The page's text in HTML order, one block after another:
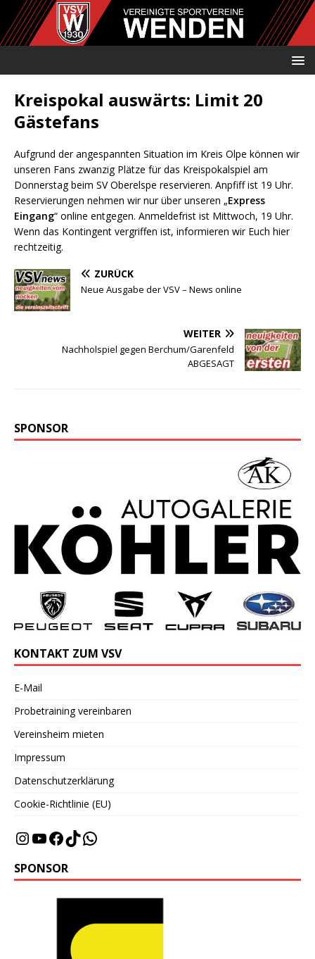
Kreispokal auswärts: Limit 20
Gästefans
Aufgrund der angespannten Situation im Kreis Olpe können wir
unseren Fans zwanzig Plätze für das Kreispokalspiel am
Donnerstag beim SV Oberelspe reservieren. Anpfiff ist 19 Uhr.
Reservierungen nehmen wir nur über unseren „Express
Eingang“ online entgegen. Anmeldefrist ist Mittwoch, 19 Uhr.
Wenn das Kontingent vergriffen ist, informieren wir Euch hier
rechtzeitig.
ZURÜCK
Neue Ausgabe der VSV – News online
WEITER
Nachholspiel gegen Berchum/Garenfeld
ABGESAGT
SPONSOR
KONTAKT ZUM VSV
E-Mail
Probetraining vereinbaren
Vereinsheim mieten
Impressum
Datenschutzerklärung
Cookie-Richtlinie (EU)
SPONSOR